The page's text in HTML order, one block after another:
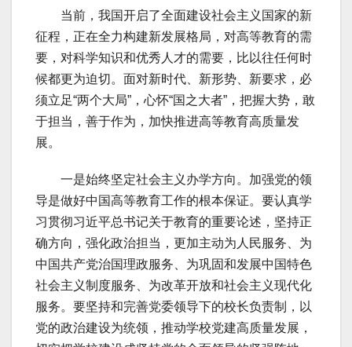
当前，我国开启了全面建设社会主义国家的新
征程，正在全力构建新发展格局，对高等教育的需
要，对科学知识和优秀人才的需要，比以往任何时
候都更为迫切。面对新时代、新形势、新要求，必
须立足“两个大局”，心怀“国之大者”，把握大势，敢
于担当，善于作为，加快推进高等教育高质量发
展。
一是始终坚定社会主义办学方向。加强党的领
导是做好中国高等教育工作的根本保证。要认真学
习贯彻习近平总书记关于教育的重要论述，坚持正
确方向，强化政治担当，更加主动为人民服务、为
中国共产党治国理政服务、为巩固和发展中国特色
社会主义制度服务、为改革开放和社会主义现代化
服务。要坚持和完善党委领导下的校长负责制，以
党的政治建设为统领，推动学校党建高质量发展，